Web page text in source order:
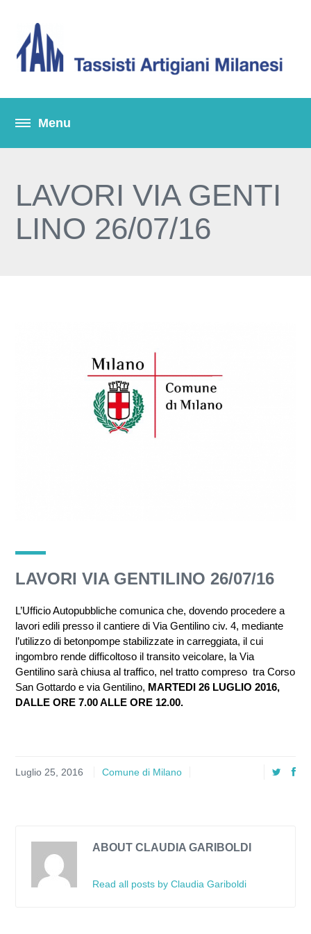
LAVORI VIA GENTI
LINO 26/07/16
LAVORI VIA GENTILINO 26/07/16
L’Ufficio Autopubbliche comunica che, dovendo procedere a
lavori edili presso il cantiere di Via Gentilino civ. 4, mediante
l’utilizzo di betonpompe stabilizzate in carreggiata, il cui
ingombro rende difficoltoso il transito veicolare, la Via
Gentilino sarà chiusa al traffico, nel tratto compreso tra Corso
San Gottardo e via Gentilino, MARTEDI 26 LUGLIO 2016,
DALLE ORE 7.00 ALLE ORE 12.00.
Luglio 25, 2016 Comune di Milano
ABOUT CLAUDIA GARIBOLDI
Read all posts by Claudia Gariboldi